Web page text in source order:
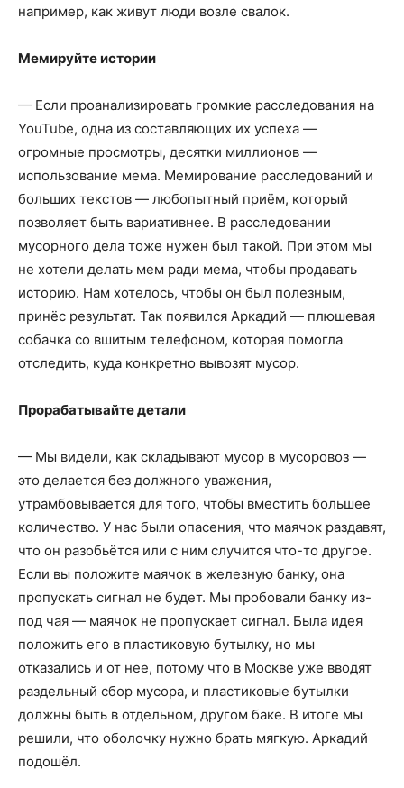
например, как живут люди возле свалок.
Мемируйте истории
— Если проанализировать громкие расследования на
YouTube, одна из составляющих их успеха —
огромные просмотры, десятки миллионов —
использование мема. Мемирование расследований и
больших текстов — любопытный приём, который
позволяет быть вариативнее. В расследовании
мусорного дела тоже нужен был такой. При этом мы
не хотели делать мем ради мема, чтобы продавать
историю. Нам хотелось, чтобы он был полезным,
принёс результат. Так появился Аркадий — плюшевая
собачка со вшитым телефоном, которая помогла
отследить, куда конкретно вывозят мусор.
Прорабатывайте детали
— Мы видели, как складывают мусор в мусоровоз —
это делается без должного уважения,
утрамбовывается для того, чтобы вместить большее
количество. У нас были опасения, что маячок раздавят,
что он разобьётся или с ним случится что-то другое.
Если вы положите маячок в железную банку, она
пропускать сигнал не будет. Мы пробовали банку из-
под чая — маячок не пропускает сигнал. Была идея
положить его в пластиковую бутылку, но мы
отказались и от нее, потому что в Москве уже вводят
раздельный сбор мусора, и пластиковые бутылки
должны быть в отдельном, другом баке. В итоге мы
решили, что оболочку нужно брать мягкую. Аркадий
подошёл.